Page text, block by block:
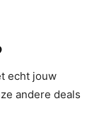
echt jouw
andere deals